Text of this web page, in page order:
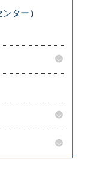
ター）